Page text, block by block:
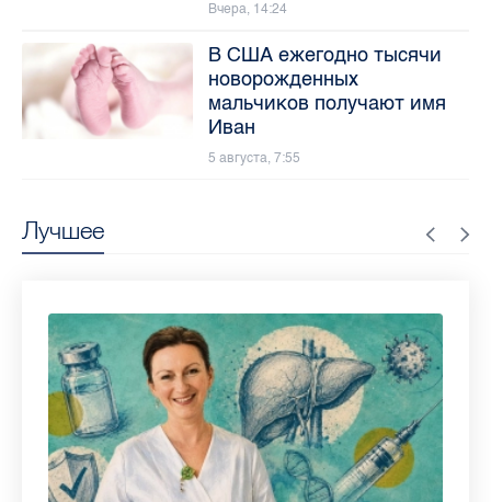
Лучшее
Вчера, 14:24
В США ежегодно тысячи
новорожденных
мальчиков получают имя
Иван
5 августа, 7:55